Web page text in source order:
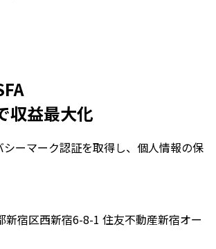
収益最大化
シーマーク認証を取得し、個人情報の保
新宿区西新宿6-8-1 住友不動産新宿オー